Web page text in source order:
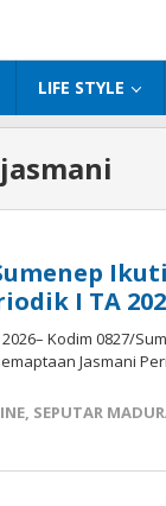
LIFE STYLE
Ikuti
I TA
Kodim 0827/
Jasmani
, SEPUTAR